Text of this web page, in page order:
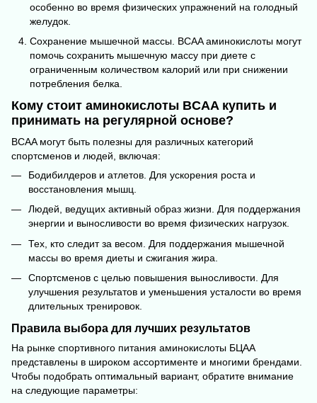
особенно во время физических упражнений на голодный
желудок.
Сохранение мышечной массы. BCAA аминокислоты могут
помочь сохранить мышечную массу при диете с
ограниченным количеством калорий или при снижении
потребления белка.
Кому стоит аминокислоты BCAA купить и
принимать на регулярной основе?
BCAA могут быть полезны для различных категорий
спортсменов и людей, включая:
Бодибилдеров и атлетов. Для ускорения роста и
восстановления мышц.
Людей, ведущих активный образ жизни. Для поддержания
энергии и выносливости во время физических нагрузок.
Тех, кто следит за весом. Для поддержания мышечной
массы во время диеты и сжигания жира.
Спортсменов с целью повышения выносливости. Для
улучшения результатов и уменьшения усталости во время
длительных тренировок.
Правила выбора для лучших результатов
На рынке спортивного питания аминокислоты БЦАА
представлены в широком ассортименте и многими брендами.
Чтобы подобрать оптимальный вариант, обратите внимание
на следующие параметры: